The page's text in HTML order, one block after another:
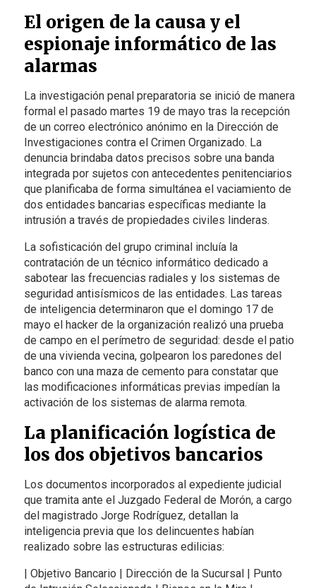
El origen de la causa y el
espionaje informático de las
alarmas
La investigación penal preparatoria se inició de manera
formal el pasado martes 19 de mayo tras la recepción
de un correo electrónico anónimo en la Dirección de
Investigaciones contra el Crimen Organizado. La
denuncia brindaba datos precisos sobre una banda
integrada por sujetos con antecedentes penitenciarios
que planificaba de forma simultánea el vaciamiento de
dos entidades bancarias específicas mediante la
intrusión a través de propiedades civiles linderas.
La sofisticación del grupo criminal incluía la
contratación de un técnico informático dedicado a
sabotear las frecuencias radiales y los sistemas de
seguridad antisísmicos de las entidades. Las tareas
de inteligencia determinaron que el domingo 17 de
mayo el hacker de la organización realizó una prueba
de campo en el perímetro de seguridad: desde el patio
de una vivienda vecina, golpearon los paredones del
banco con una maza de cemento para constatar que
las modificaciones informáticas previas impedían la
activación de los sistemas de alarma remota.
La planificación logística de
los dos objetivos bancarios
Los documentos incorporados al expediente judicial
que tramita ante el Juzgado Federal de Morón, a cargo
del magistrado Jorge Rodríguez, detallan la
inteligencia previa que los delincuentes habían
realizado sobre las estructuras edilicias:
| Objetivo Bancario | Dirección de la Sucursal | Punto